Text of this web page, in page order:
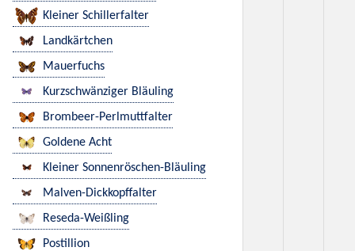
Kleiner Schillerfalter
Landkärtchen
Mauerfuchs
Kurzschwänziger Bläuling
Brombeer-Perlmuttfalter
Goldene Acht
Kleiner Sonnenröschen-Bläuling
Malven-Dickkopffalter
Reseda-Weißling
Postillion